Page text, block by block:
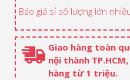
Báo giá sỉ số lượng lớn
Giao hàng toàn
nội thành
hàng từ 1 triệu.